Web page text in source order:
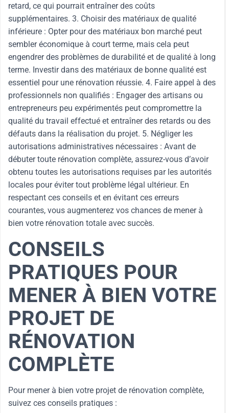
retard, ce qui pourrait entraîner des coûts
supplémentaires. 3. Choisir des matériaux de qualité
inférieure : Opter pour des matériaux bon marché peut
sembler économique à court terme, mais cela peut
engendrer des problèmes de durabilité et de qualité à long
terme. Investir dans des matériaux de bonne qualité est
essentiel pour une rénovation réussie. 4. Faire appel à des
professionnels non qualifiés : Engager des artisans ou
entrepreneurs peu expérimentés peut compromettre la
qualité du travail effectué et entraîner des retards ou des
défauts dans la réalisation du projet. 5. Négliger les
autorisations administratives nécessaires : Avant de
débuter toute rénovation complète, assurez-vous d’avoir
obtenu toutes les autorisations requises par les autorités
locales pour éviter tout problème légal ultérieur. En
respectant ces conseils et en évitant ces erreurs
courantes, vous augmenterez vos chances de mener à
bien votre rénovation totale avec succès.
CONSEILS
PRATIQUES POUR
MENER À BIEN VOTRE
PROJET DE
RÉNOVATION
COMPLÈTE
Pour mener à bien votre projet de rénovation complète,
suivez ces conseils pratiques :